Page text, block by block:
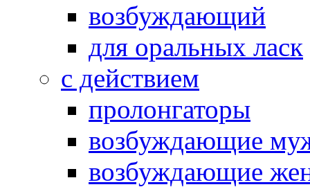
возбуждающий
для оральных ласк
с действием
пролонгаторы
возбуждающие
возбуждающие